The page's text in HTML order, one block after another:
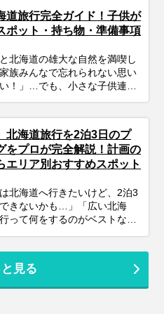
できる「北海道観光のゴール
です。 「温泉も絶景もグルメ
けれど、どう回ればいい
あなたのために、今回はプロ
ーディネーターが厳選した、目
・洞爺湖・登別のおすすめ観
ご紹介します。 地獄谷の迫力
、湖畔で過ごす優雅なひとと
プ。初めての方からリピータ
あなたの旅のスタイルに合わ
北海道周遊旅」をプランニン
参考にぜひお役立てくださ
道旅行完全ガイド！子供が
ポット・持ち物・準備事項
と北海道の雄大な自然を満喫し
族みんなで忘れられない思い
！」…でも、小さな子供連れ
子連れ北海道旅行は最高の体
。 この記事では、子連れファ
道旅行を思いっきり楽しむた
立て方の基本から、子供が絶
すめスポット＆アクティビテ
びの秘訣、そしてあると便利
意点まで、パパママ目線で徹
北海道旅行を2泊3日のプ
をプロが完全解説！計画の
エリア別おすすめスポット
は北海道へ行きたいけど、2泊3
きないかも…」「広い北海
って何をするのがベストな
楽しむことは可能です！この記
いあなたのために、2泊3日の
見る